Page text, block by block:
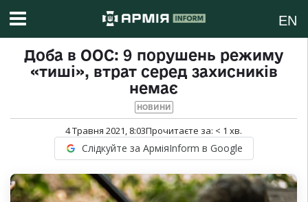
EN
Доба в ООС: 9 порушень режиму
«тиші», втрат серед захисників
немає
НОВИНИ
4 Травня 2021, 8:03Прочитаєте за: < 1 хв.
Слідкуйте за АрміяInform в Google